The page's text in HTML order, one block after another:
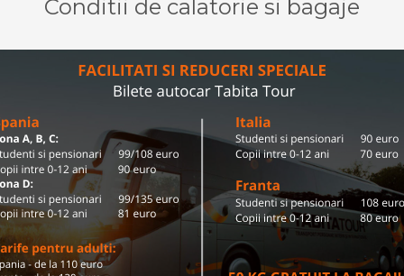
Conditii de calatorie si bagaje